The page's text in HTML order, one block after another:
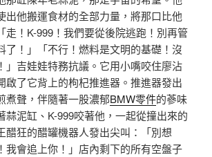
出他搬運食材的全部力量，將那口比他
走！K-999！我們要從後院逃跑！別再管
了！」「不行！燃料是文明的基礎！沒
」吉娃娃特務抗議。它用小嘴咬住廖沾
啟了它背上的枸杞推進器。推進器發出
煮聲，伴隨著一股濃郁BMW零件的蔘味
蒜泥缸、K-999咬著他，一起從撞出來的
醋狂的醋罐機器人發出尖叫：「別想
我會追上你！」店內剩下的所有空盤子